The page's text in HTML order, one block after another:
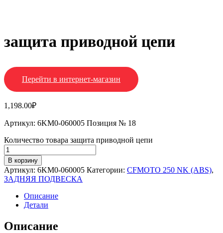
защита приводной цепи
Перейти в интернет-магазин
1,198.00₽
Артикул: 6KM0-060005 Позиция № 18
Количество товара защита приводной цепи
В корзину
Артикул: 6KM0-060005 Категории: CFMOTO 250 NK (ABS),
ЗАДНЯЯ ПОДВЕСКА
Описание
Детали
Описание